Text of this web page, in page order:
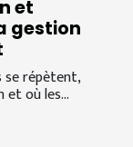
et
gestion
se répètent,
où les...